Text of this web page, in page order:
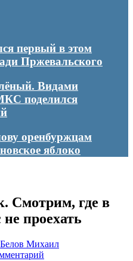
первый в этом
Пржевальского
Видами
поделился
оренбуржцам
яблоко
Смотрим, где в
проехать
Белов Михаил